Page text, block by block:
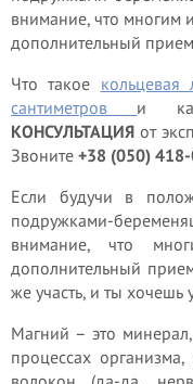
внимание, что многим
дополнительный
Что такое
сантиметров и
КОНСУЛЬТАЦИЯ от
Звоните +38 (050)
Если будучи в
подружками-
внимание, что
дополнительный
же участь, и ты хочешь
Магний – это
процессах